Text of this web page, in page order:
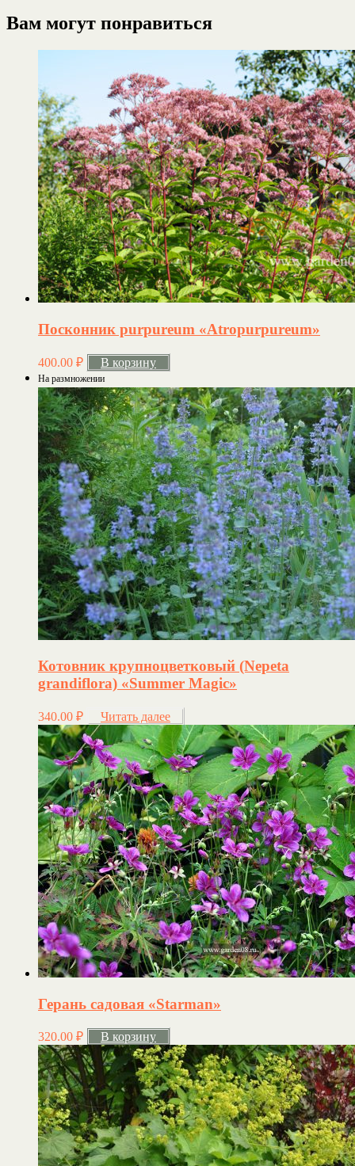
Вам могут понравиться
Посконник purpureum «Atropurpureum»
400.00 ₽ В корзину
На размножении
Котовник крупноцветковый (Nepeta
grandiflora) «Summer Magic»
340.00 ₽ Читать далее
Герань садовая «Starman»
320.00 ₽ В корзину